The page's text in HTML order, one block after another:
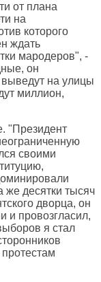
от плана
на
которого
ждать
мародеров", -
он
на улицы
миллион,
"Президент
своими
же десятки тысяч
дворца, он
и провозгласил,
я стал